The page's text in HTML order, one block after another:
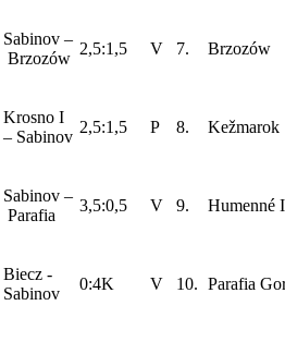
Sabinov –
Brzozów
2,5:1,5 V 7. Brzozów
Krosno I
– Sabinov
2,5:1,5 P 8. Kežmarok
Sabinov –
Parafia
3,5:0,5 V 9. Humenné
Biecz -
Sabinov
0:4K V 10. Parafia